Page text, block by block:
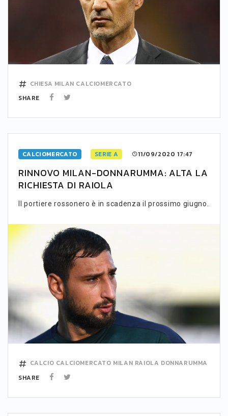
CHIESA MILAN CALCIOMERCATO
SHARE
CALCIOMERCATO SERIE A 11/09/2020 17:47
RINNOVO MILAN-DONNARUMMA: ALTA LA
RICHIESTA DI RAIOLA
Il portiere rossonero è in scadenza il prossimo giugno.
CALCIO CALCIOMERCATO MILAN RAIOLA DONNARUMMA
SHARE